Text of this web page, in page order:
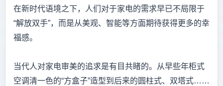
在新时代语境之下，人们对于家电的需求早已不局限于
“解放双手”，而是从美观、智能等方面期待获得更多的幸
福感。
当代人对家电审美的追求是有目共睹的。从早些年柜式
空调清一色的“方盒子”造型到后来的圆柱式、双塔式……